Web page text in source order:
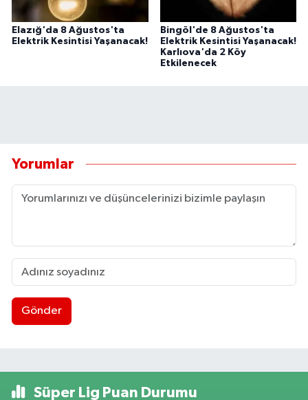
Elazığ'da 8 Ağustos'ta
Elektrik Kesintisi Yaşanacak!
Bingöl'de 8 Ağustos'ta
Elektrik Kesintisi Yaşanacak!
Karlıova'da 2 Köy
Etkilenecek
Yorumlar
Gönder
Süper Lig Puan Durumu